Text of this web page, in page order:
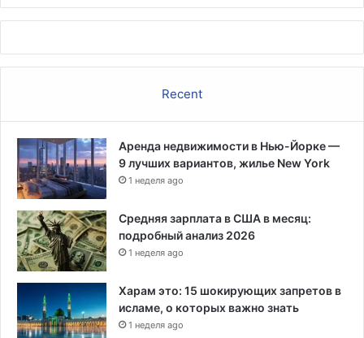
в
к
е
г
е
н
е
р
а
л
ь
о
г
ь
г
р
а
н
т
о
в
Recent
Аренда недвижимости в Нью-Йорке —
9 лучших вариантов, жилье New York
1 неделя ago
Средняя зарплата в США в месяц:
подробный анализ 2026
1 неделя ago
Харам это: 15 шокирующих запретов в
исламе, о которых важно знать
1 неделя ago